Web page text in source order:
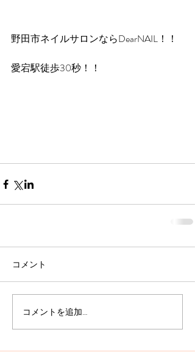
野田市ネイルサロンならDearNAIL！！
愛宕駅徒歩30秒！！
コメント
コメントを追加…